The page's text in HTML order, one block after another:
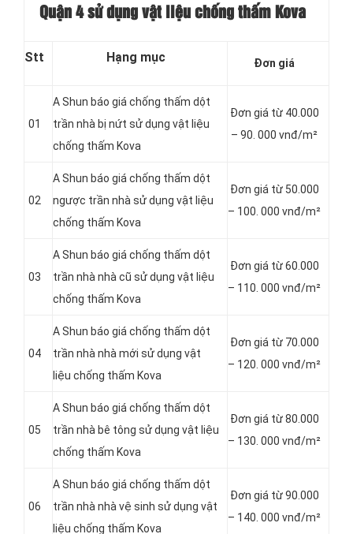
Quận 4 sử dụng vật liệu chống thấm Kova
Stt Hạng mục Đơn giá
01
A Shun báo giá chống thấm dột
trần nhà bị nứt sử dụng vật liệu
chống thấm Kova
Đơn giá từ 40.000
– 90. 000 vnđ/m²
02
A Shun báo giá chống thấm dột
ngược trần nhà sử dụng vật liệu
chống thấm Kova
Đơn giá từ 50.000
– 100. 000 vnđ/m²
03
A Shun báo giá chống thấm dột
trần nhà nhà cũ sử dụng vật liệu
chống thấm Kova
Đơn giá từ 60.000
– 110. 000 vnđ/m²
04
A Shun báo giá chống thấm dột
trần nhà nhà mới sử dụng vật
liệu chống thấm Kova
Đơn giá từ 70.000
– 120. 000 vnđ/m²
05
A Shun báo giá chống thấm dột
trần nhà bê tông sử dụng vật liệu
chống thấm Kova
Đơn giá từ 80.000
– 130. 000 vnđ/m²
06
A Shun báo giá chống thấm dột
trần nhà nhà vệ sinh sử dụng vật
liệu chống thấm Kova
Đơn giá từ 90.000
– 140. 000 vnđ/m²